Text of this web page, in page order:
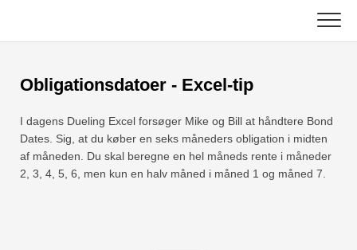
content
Diagram
Excel-tip
C ++
DSA
Obligationsdatoer - Excel-tip
I dagens Dueling Excel forsøger Mike og Bill at håndtere Bond
Dates. Sig, at du køber en seks måneders obligation i midten
af ​​måneden. Du skal beregne en hel måneds rente i måneder
2, 3, 4, 5, 6, men kun en halv måned i måned 1 og måned 7.